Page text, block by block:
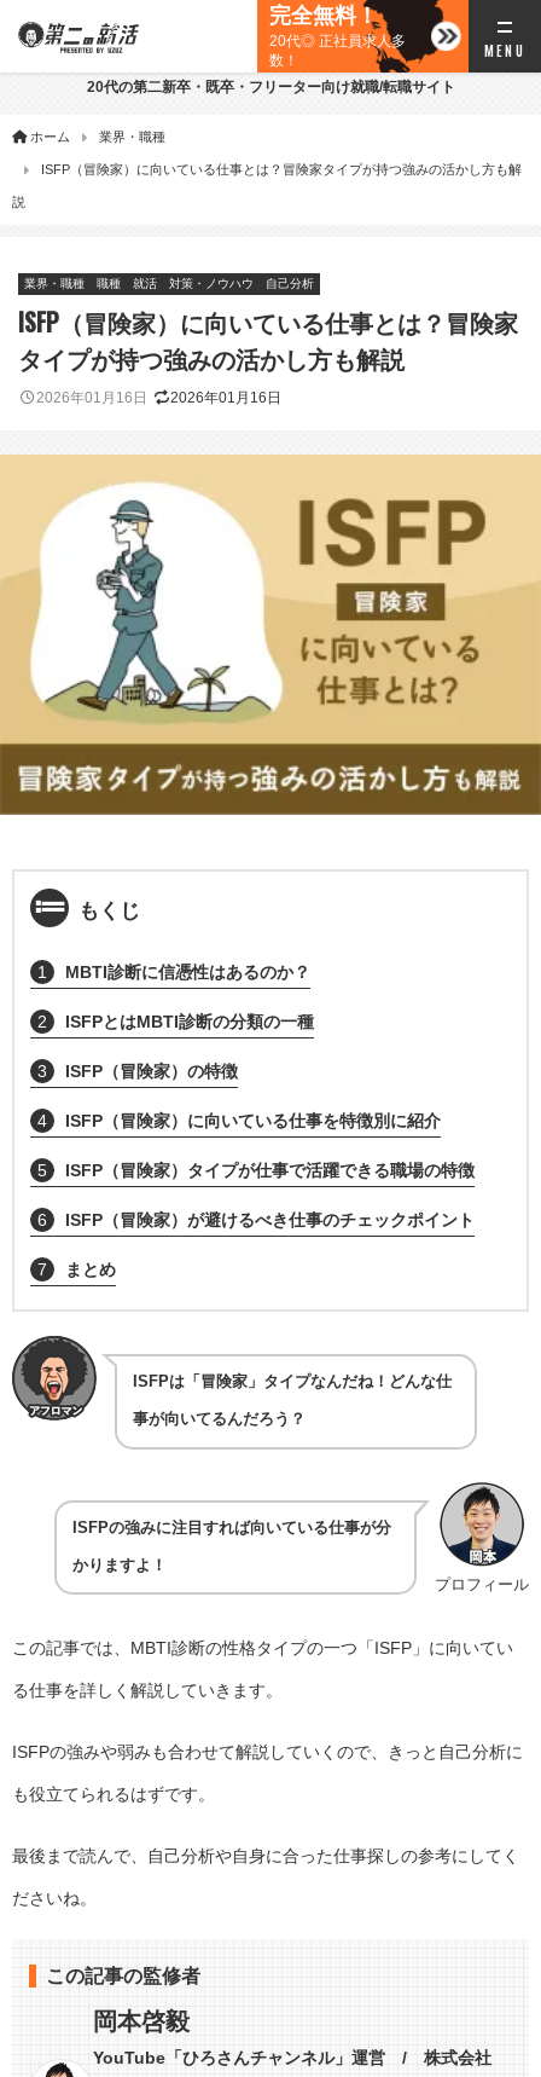
完全無料！
20代◎ 正社員求人多
数！
20代の第二新卒・既卒・フリーター向け就職/転職サイト
ホーム 業界・職種
ISFP（冒険家）に向いている仕事とは？冒険家タイプが持つ強みの活かし方も解
説
業界・職種 職種 就活 対策・ノウハウ 自己分析
ISFP（冒険家）に向いている仕事とは？冒険家
タイプが持つ強みの活かし方も解説
2026年01月16日 2026年01月16日
もくじ
1 MBTI診断に信憑性はあるのか？
2 ISFPとはMBTI診断の分類の一種
3 ISFP（冒険家）の特徴
4 ISFP（冒険家）に向いている仕事を特徴別に紹介
5 ISFP（冒険家）タイプが仕事で活躍できる職場の特徴
6 ISFP（冒険家）が避けるべき仕事のチェックポイント
7 まとめ
ISFPは「冒険家」タイプなんだね！どんな仕
事が向いてるんだろう？
プロフィール
ISFPの強みに注目すれば向いている仕事が分
かりますよ！
この記事では、MBTI診断の性格タイプの一つ「ISFP」に向いてい
る仕事を詳しく解説していきます。
ISFPの強みや弱みも合わせて解説していくので、きっと自己分析に
も役立てられるはずです。
最後まで読んで、自己分析や自身に合った仕事探しの参考にしてく
ださいね。
この記事の監修者
岡本啓毅
YouTube「ひろさんチャンネル」運営 / 株式会社